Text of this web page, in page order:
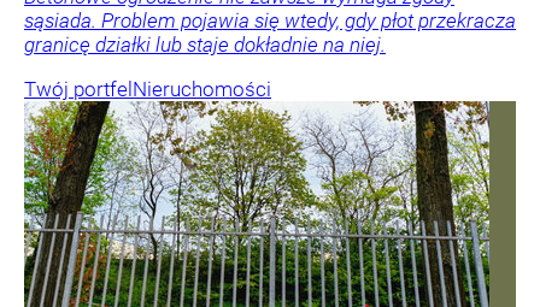
sąsiada. Problem pojawia się wtedy, gdy płot przekracza
granicę działki lub staje dokładnie na niej.
Twój portfelNieruchomości